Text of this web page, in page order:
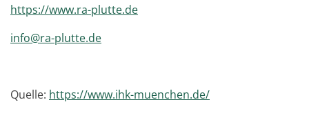
https://www.ra-plutte.de
info@ra-plutte.de
Quelle: https://www.ihk-muenchen.de/